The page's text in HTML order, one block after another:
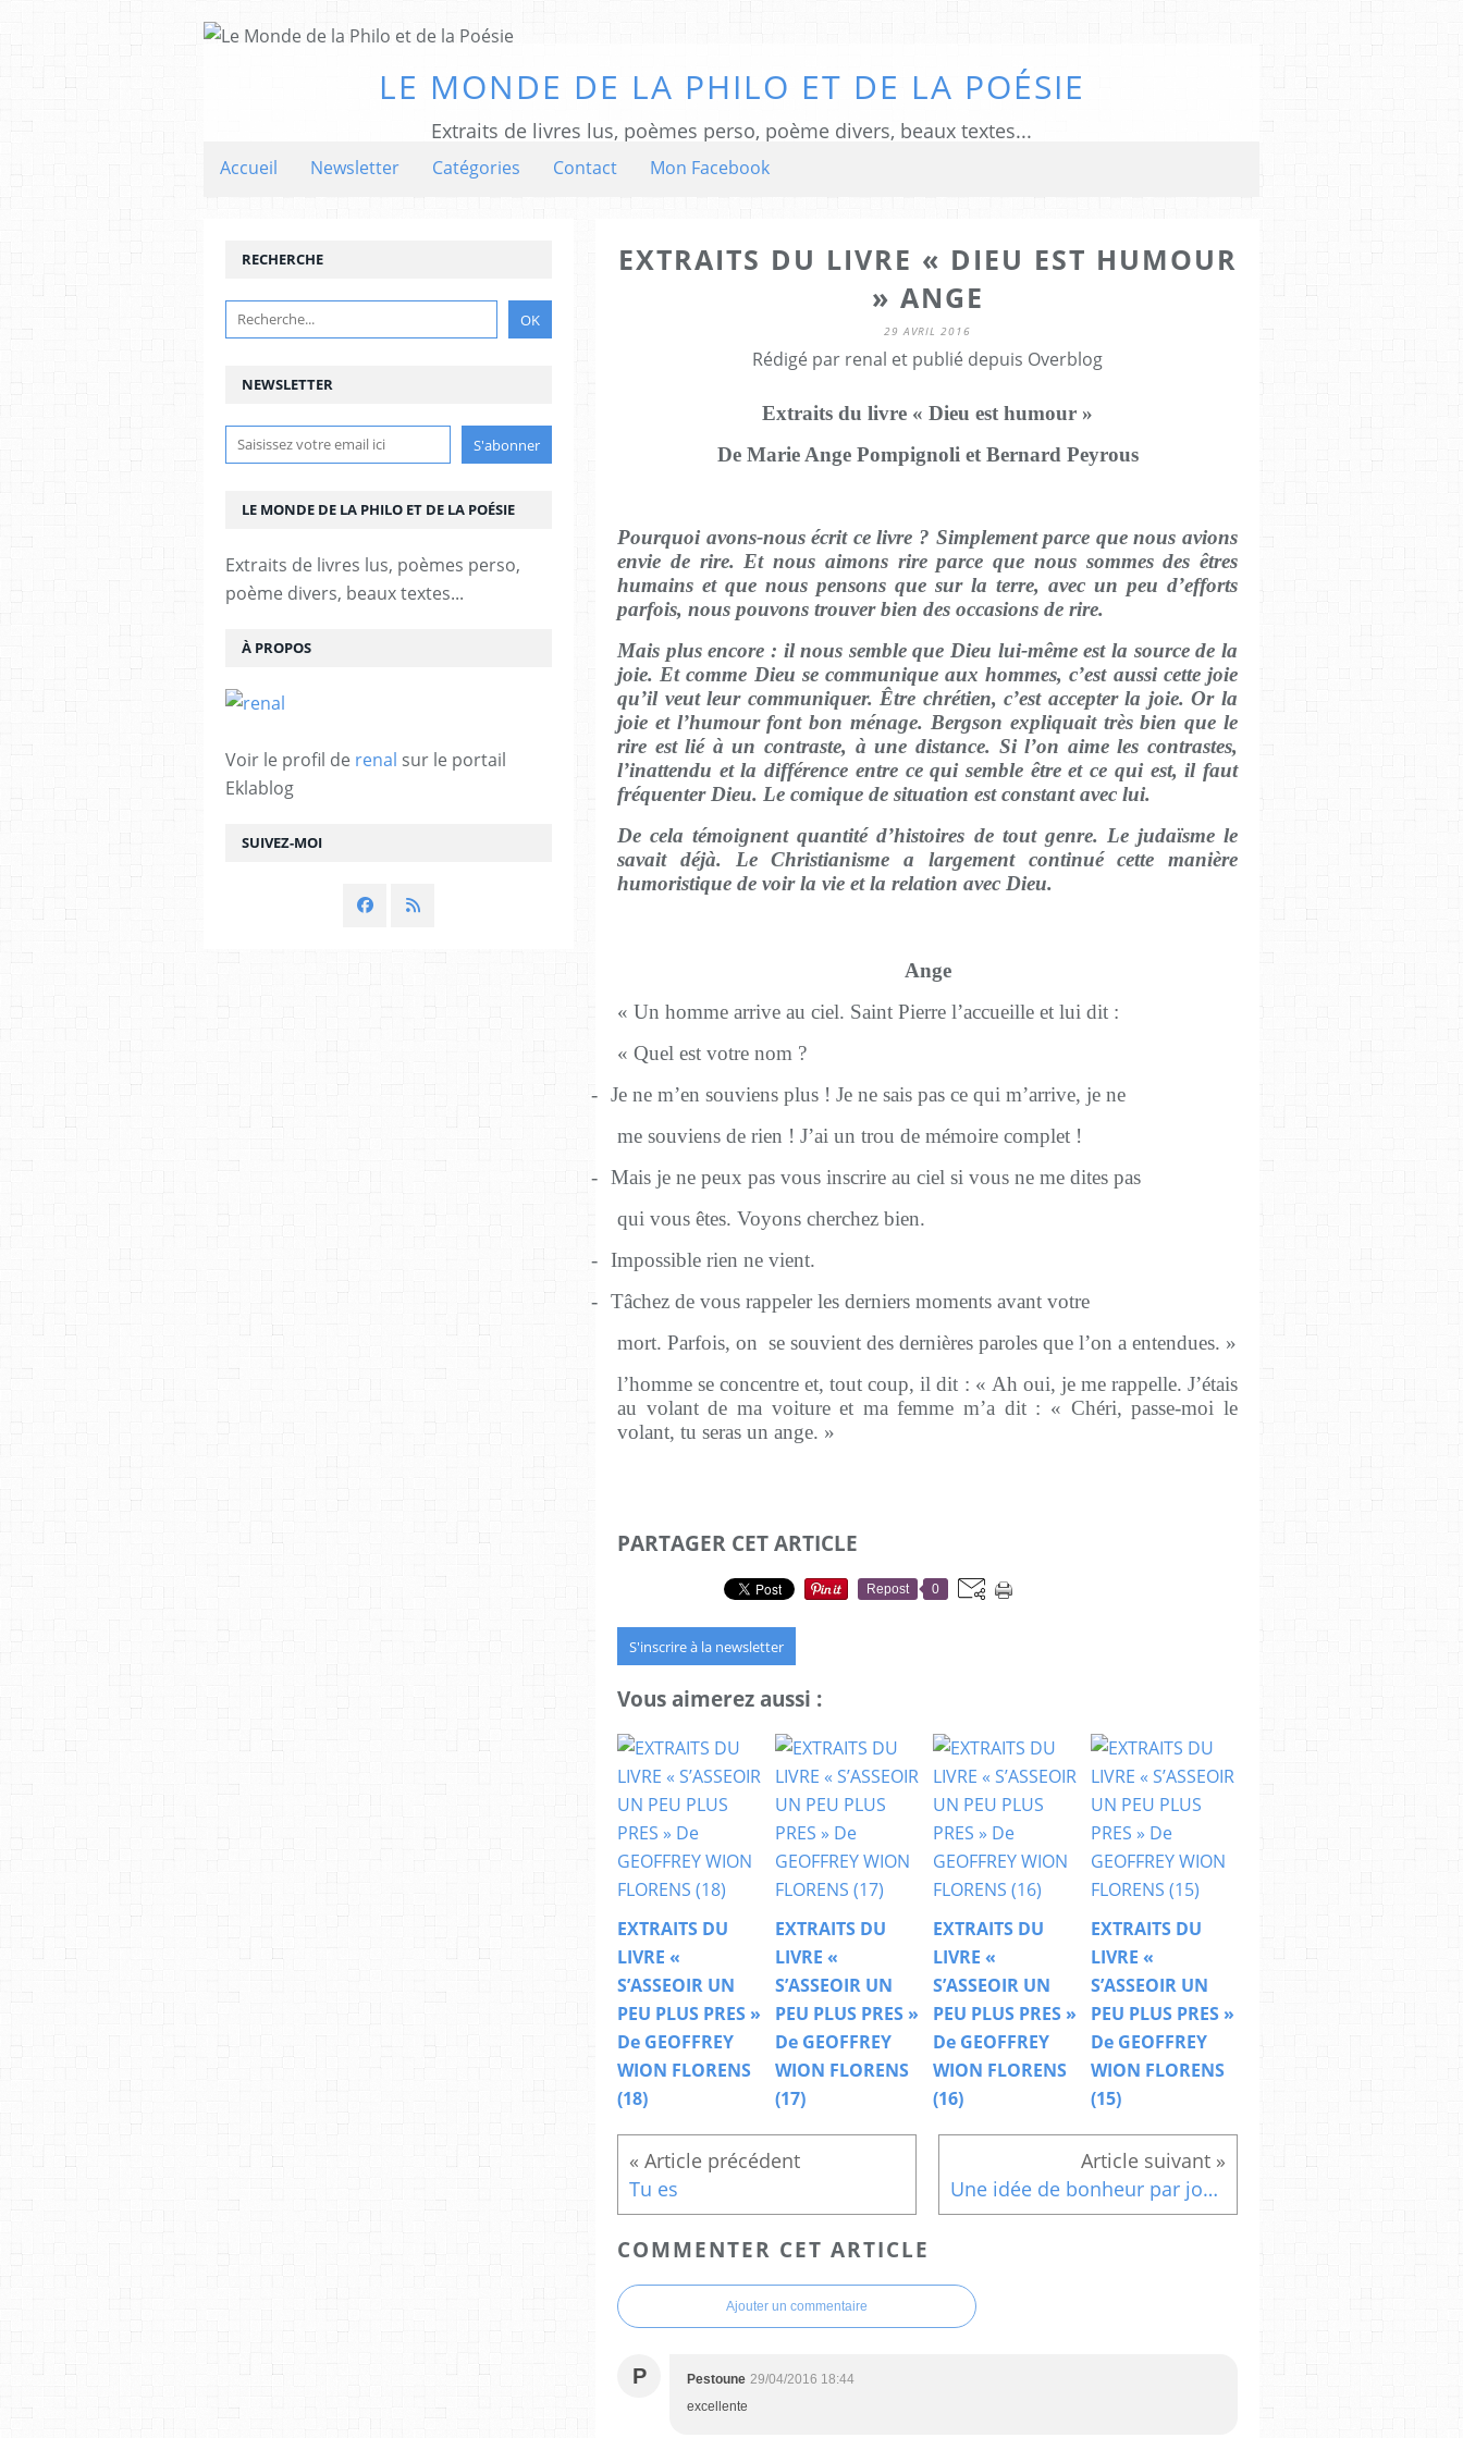
LE MONDE DE LA PHILO ET DE LA POÉSIE
Extraits de livres lus, poèmes perso, poème divers, beaux textes...
Accueil Newsletter Catégories Contact Mon Facebook
EXTRAITS DU LIVRE « DIEU EST HUMOUR
» ANGE
29 AVRIL 2016
Rédigé par renal et publié depuis Overblog
Extraits du livre « Dieu est humour »
De Marie Ange Pompignoli et Bernard Peyrous
Pourquoi avons-nous écrit ce livre ? Simplement parce que nous avions
envie de rire. Et nous aimons rire parce que nous sommes des êtres
humains et que nous pensons que sur la terre, avec un peu d’efforts
parfois, nous pouvons trouver bien des occasions de rire.
Mais plus encore : il nous semble que Dieu lui-même est la source de la
joie. Et comme Dieu se communique aux hommes, c’est aussi cette joie
qu’il veut leur communiquer. Être chrétien, c’est accepter la joie. Or la
joie et l’humour font bon ménage. Bergson expliquait très bien que le
rire est lié à un contraste, à une distance. Si l’on aime les contrastes,
l’inattendu et la différence entre ce qui semble être et ce qui est, il faut
fréquenter Dieu. Le comique de situation est constant avec lui.
De cela témoignent quantité d’histoires de tout genre. Le judaïsme le
savait déjà. Le Christianisme a largement continué cette manière
humoristique de voir la vie et la relation avec Dieu.
Ange
« Un homme arrive au ciel. Saint Pierre l’accueille et lui dit :
« Quel est votre nom ?
- Je ne m’en souviens plus ! Je ne sais pas ce qui m’arrive, je ne
me souviens de rien ! J’ai un trou de mémoire complet !
- Mais je ne peux pas vous inscrire au ciel si vous ne me dites pas
qui vous êtes. Voyons cherchez bien.
- Impossible rien ne vient.
- Tâchez de vous rappeler les derniers moments avant votre
mort. Parfois, on se souvient des dernières paroles que l’on a entendues. »
l’homme se concentre et, tout coup, il dit : « Ah oui, je me rappelle. J’étais
au volant de ma voiture et ma femme m’a dit : « Chéri, passe-moi le
volant, tu seras un ange. »
PARTAGER CET ARTICLE
Repost 0
S'inscrire à la newsletter
Vous aimerez aussi :
EXTRAITS DU
LIVRE «
S’ASSEOIR UN
PEU PLUS PRES »
De GEOFFREY
WION FLORENS
(18)
EXTRAITS DU
LIVRE «
S’ASSEOIR UN
PEU PLUS PRES »
De GEOFFREY
WION FLORENS
(17)
EXTRAITS DU
LIVRE «
S’ASSEOIR UN
PEU PLUS PRES »
De GEOFFREY
WION FLORENS
(16)
EXTRAITS DU
LIVRE «
S’ASSEOIR UN
PEU PLUS PRES »
De GEOFFREY
WION FLORENS
(15)
Tu es Une idée de bonheur par jour. (6)
COMMENTER CET ARTICLE
Ajouter un commentaire
P Pestoune 29/04/2016 18:44
excellente
NEWSLETTER
SUIVEZ-MOI
RECHERCHE
LE MONDE DE LA PHILO ET DE LA POÉSIE
Extraits de livres lus, poèmes perso,
poème divers, beaux textes...
À PROPOS
Voir le profil de renal sur le portail
Eklablog